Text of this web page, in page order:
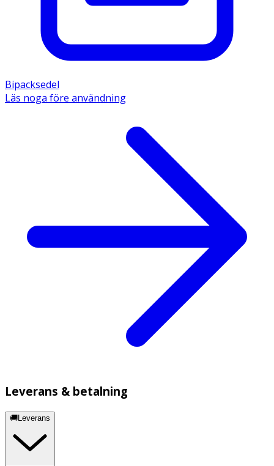
Bipacksedel
Läs noga före användning
Leverans & betalning
🚚Leverans